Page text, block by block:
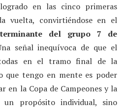
en las cinco primeras
vuelta, convirtiéndose en el
del grupo 7 de
señal inequívoca de que el
en el tramo final de la
que tengo en mente es poder
en la Copa de Campeones y la
un propósito individual, sino